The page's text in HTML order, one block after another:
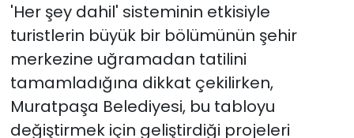
'Her şey dahil' sisteminin etkisiyle
turistlerin büyük bir bölümünün şehir
merkezine uğramadan tatilini
tamamladığına dikkat çekilirken,
Muratpaşa Belediyesi, bu tabloyu
değiştirmek için geliştirdiği projeleri